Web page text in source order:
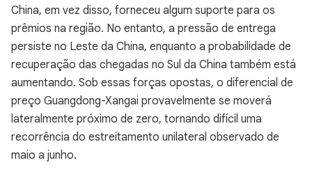
China, em vez disso, forneceu algum suporte para os
prêmios na região. No entanto, a pressão de entrega
persiste no Leste da China, enquanto a probabilidade de
recuperação das chegadas no Sul da China também está
aumentando. Sob essas forças opostas, o diferencial de
preço Guangdong-Xangai provavelmente se moverá
lateralmente próximo de zero, tornando difícil uma
recorrência do estreitamento unilateral observado de
maio a junho.